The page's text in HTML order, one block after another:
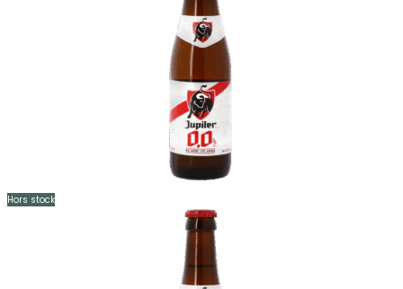
Hors stock